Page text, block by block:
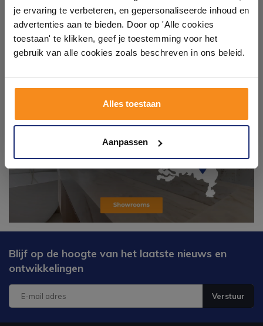
je ervaring te verbeteren, en gepersonaliseerde inhoud en
advertenties aan te bieden. Door op 'Alle cookies
toestaan' te klikken, geef je toestemming voor het
gebruik van alle cookies zoals beschreven in ons beleid.
Alles toestaan
Aanpassen
Blijf op de hoogte van het laatste nieuws en
ontwikkelingen
Verstuur
Laat je inspireren door 21 volledig ingerichte
badkameropstellingen – van compact tot luxe. Onze
ervaren adviseurs helpen je persoonlijk, en je vindt
tegels & sanitair direct uit voorraad. Gratis parkeren
op eigen terrein.
Kom langs en ervaar zelf het verschil!